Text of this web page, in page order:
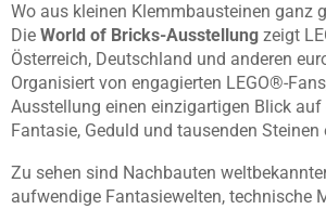
Wo aus kleinen Klemmbausteinen ganz
Die World of Bricks-Ausstellung zeigt
Österreich, Deutschland und anderen
Organisiert von engagierten LEGO®-
Ausstellung einen einzigartigen Blick
Fantasie, Geduld und tausenden Steinen
Zu sehen sind Nachbauten
aufwendige Fantasiewelten, technische